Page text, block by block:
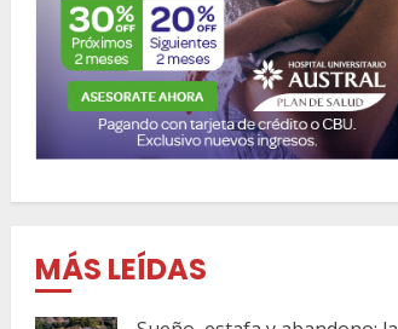
MÁS LEÍDAS